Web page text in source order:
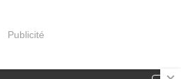
Publicité